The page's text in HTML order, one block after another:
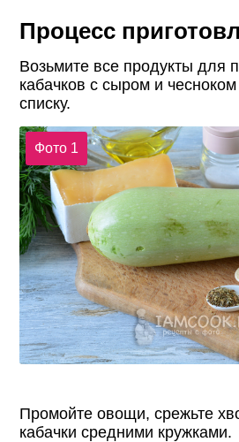
Процесс
Возьмите все продукты для
кабачков с сыром и
списку.
Фото 1
Промойте овощи, срежьте
кабачки средними кружками.